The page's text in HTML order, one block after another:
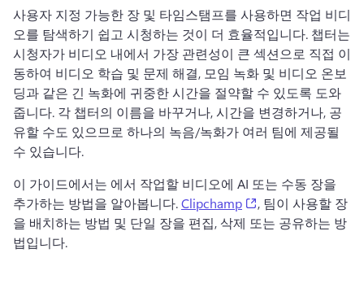
사용자 지정 가능한 장 및 타임스탬프를 사용하면 작업 비디
오를 탐색하기 쉽고 시청하는 것이 더 효율적입니다. 챕터는
시청자가 비디오 내에서 가장 관련성이 큰 섹션으로 직접 이
동하여 비디오 학습 및 문제 해결, 모임 녹화 및 비디오 온보
딩과 같은 긴 녹화에 귀중한 시간을 절약할 수 있도록 도와
줍니다. 각 챕터의 이름을 바꾸거나, 시간을 변경하거나, 공
유할 수도 있으므로 하나의 녹음/녹화가 여러 팀에 제공될
수 있습니다.
이 가이드에서는 에서 작업할 비디오에 AI 또는 수동 장을
추가하는 방법을 알아봅니다. Clipchamp (opens in a new
, 팀이 사용할 장
을 배치하는 방법 및 단일 장을 편집, 삭제 또는 공유하는 방
법입니다.